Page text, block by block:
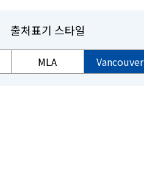
출처표기 스타일
MLA Vancouver